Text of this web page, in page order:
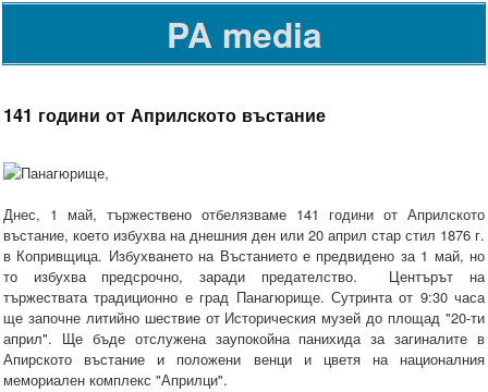
PA media
141 години от Априлското въстание
Днес, 1 май, тържествено отбелязваме 141 години от Априлското
въстание, което избухва на днешния ден или 20 април стар стил 1876 г.
в Копривщица. Избухването на Въстанието е предвидено за 1 май, но
то избухва предсрочно, заради предателство. Центърът на
тържествата традиционно е град Панагюрище. Сутринта от 9:30 часа
ще започне литийно шествие от Историческия музей до площад "20-ти
април". Ще бъде отслужена заупокойна панихида за загиналите в
Апирското въстание и положени венци и цветя на националния
мемориален комплекс "Априлци".